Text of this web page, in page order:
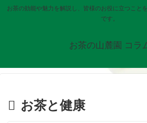
お茶の効能や魅力を解説し、皆様のお役に立つこと
です。
お茶の山麓園 コラ
お茶と健康